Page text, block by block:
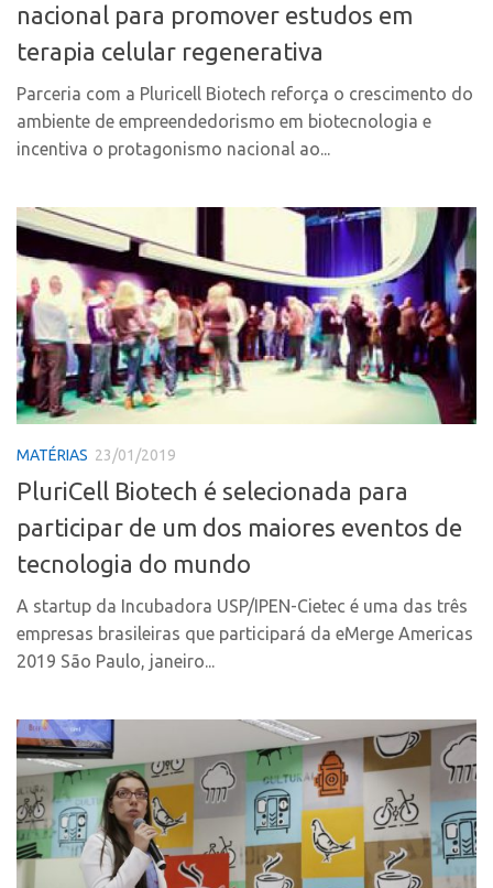
Fala Inovação
Premiações
Edição 2017
Edição 2019
Inovação em Números
AUSPIN
Destaques do Mês
Agência
Institucional
Coordenação
Programas
Bolsa Empreendedorismo
Conexão USP
Conexão Inter-USP
Leis e Normas
Portal do Inventor
PRPI/USP
InovaUSP
Comunicação
Eventos
Agenda AUSPIN
Premiações
Edição 2017
Edição 2019
Edição 2021
Inovação em Números
AUSPIN
Destaques do Mês
Agência
Institucional
Coordenação
Polos
Polo Capital
Polo Ribeirão Preto
Polo São Carlos
Programas
Bolsa Empreendedorismo
Bolsa Startup USP
nacional para promover estudos em
terapia celular regenerativa
Parceria com a Pluricell Biotech reforça o crescimento do
ambiente de empreendedorismo em biotecnologia e
incentiva o protagonismo nacional ao...
MATÉRIAS 23/01/2019
PluriCell Biotech é selecionada para
participar de um dos maiores eventos de
tecnologia do mundo
A startup da Incubadora USP/IPEN-Cietec é uma das três
empresas brasileiras que participará da eMerge Americas
2019 São Paulo, janeiro...